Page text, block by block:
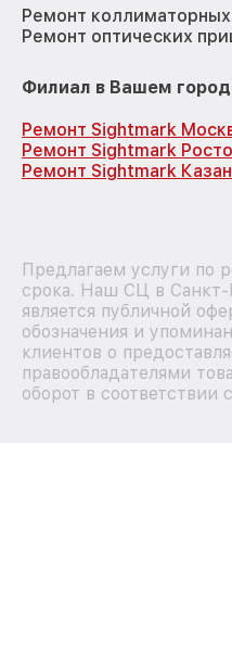
Ремонт
Ремонт оптических
Филиал в Вашем
Ремонт Sightmark
Ремонт Sightmark
Ремонт Sightmark
Предлагаем услуги по
срока. Наш СЦ в Санкт-
является публичной
обозначения и
клиентов о
правообладателями
оборот в соответствии